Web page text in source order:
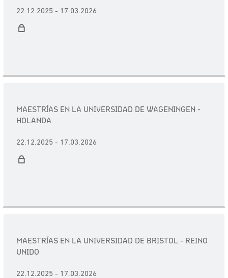
22.12.2025 - 17.03.2026
MAESTRÍAS EN LA UNIVERSIDAD DE WAGENINGEN -
HOLANDA
22.12.2025 - 17.03.2026
MAESTRÍAS EN LA UNIVERSIDAD DE BRISTOL - REINO
UNIDO
22.12.2025 - 17.03.2026